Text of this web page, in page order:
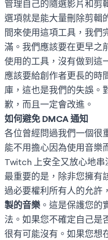
管理自己的隨選影片和剪
選項就是能大量刪除剪輯
間來使用這項工具，我們
滿。我們應該要在更早之
使用的工具，沒有做到這
應該要給創作者更長的時
庫，這也是我們的失誤。
歉，而且一定會改進。
如何避免 DMCA 通知
各位曾經問過我們一個很
能不用擔心因為使用音樂
Twitch 上安全又放心地串
最重要的是，除非您擁有
過必要權利所有人的允許，
製的音樂 。這是保護您的
法。如果您不確定自己是
很有可能沒有。如果您想